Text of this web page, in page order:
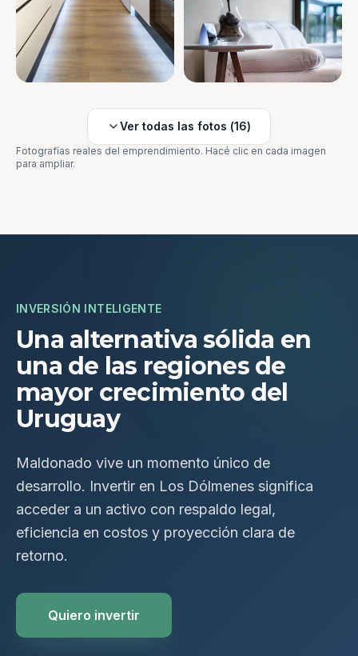
Ver todas las fotos (16)
Fotografías reales del emprendimiento. Hacé clic en cada imagen
para ampliar.
INVERSIÓN INTELIGENTE
Una alternativa sólida en
una de las regiones de
mayor crecimiento del
Uruguay
Maldonado vive un momento único de
desarrollo. Invertir en Los Dólmenes significa
acceder a un activo con respaldo legal,
eficiencia en costos y proyección clara de
retorno.
Quiero invertir